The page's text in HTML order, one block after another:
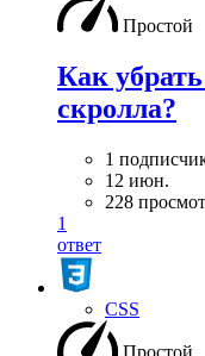
Простой
Как
скролла?
1
12 июн.
228
1
ответ
CSS
Простой